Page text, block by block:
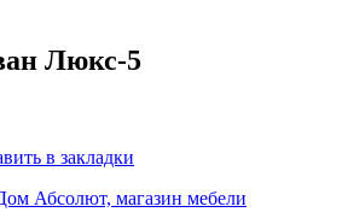
Люкс-5
в закладки
Абсолют, магазин мебели